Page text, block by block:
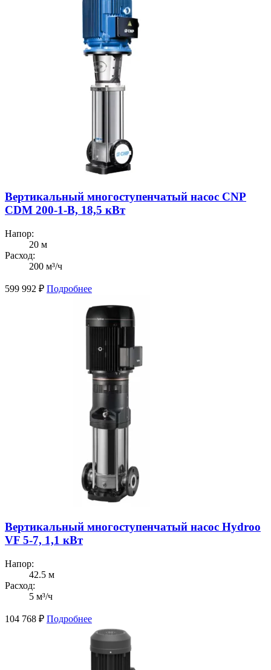
Вертикальный многоступенчатый насос CNP
CDM 200-1-В, 18,5 кВт
Напор:
20 м
Расход:
200 м³/ч
599 992 ₽ Подробнее
Вертикальный многоступенчатый насос Hydroo
VF 5-7, 1,1 кВт
Напор:
42.5 м
Расход:
5 м³/ч
104 768 ₽ Подробнее